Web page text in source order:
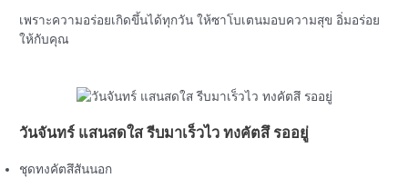
เพราะความอร่อยเกิดขึ้นได้ทุกวัน ให้ซาโบเตนมอบความสุข อิ่มอร่อย
ให้กับคุณ
วันจันทร์ แสนสดใส รีบมาเร็วไว ทงคัตสึ รออยู่
ชุดทงคัตสึสันนอก